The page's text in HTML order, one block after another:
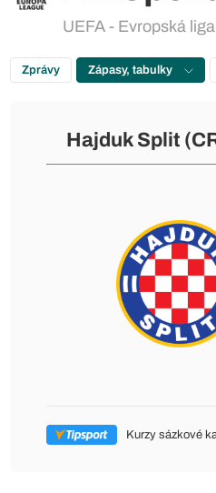
UEFA - Evropská liga
Zprávy Zápasy, tabulky
Hajduk Split
Kurzy sázkové